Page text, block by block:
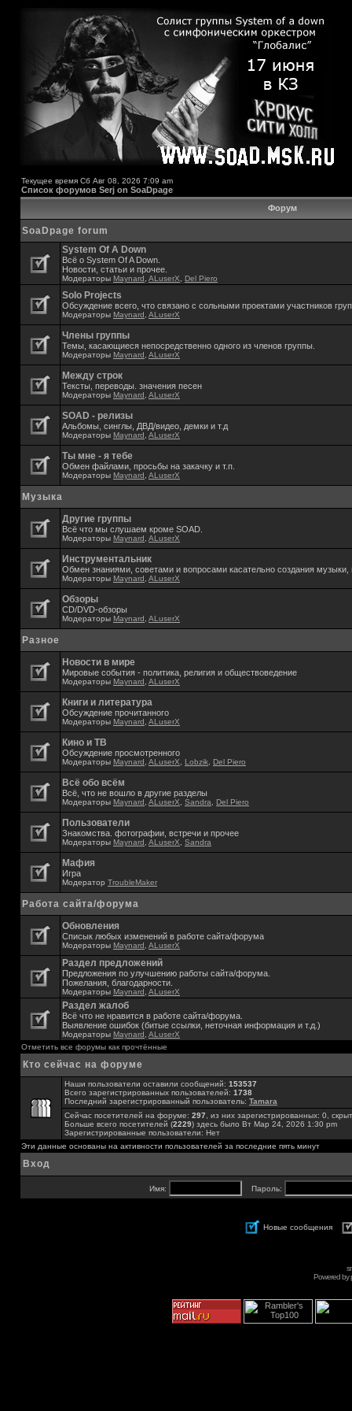
Текущее время Сб Авг 08, 2026 7:09 am
Список форумов Serj on SoaDpage
Форум
SoaDpage forum
System Of A Down
Всё о System Of A Down.
Новости, статьи и прочее.
Модераторы Maynard ALuserX Del Piero
Solo Projects
Обсуждение всего, что связано с сольными проектами участников
Модераторы Maynard ALuserX
Члены группы
Темы, касающиеся непосредственно одного из членов группы.
Модераторы Maynard ALuserX
Между строк
Тексты, переводы. значения песен
Модераторы Maynard ALuserX
SOAD - релизы
Альбомы, синглы, ДВД/видео, демки и т.д
Модераторы Maynard ALuserX
Ты мне - я тебе
Обмен файлами, просьбы на закачку и т.п.
Модераторы Maynard ALuserX
Музыка
Другие группы
Всё что мы слушаем кроме SOAD.
Модераторы Maynard ALuserX
Инструментальник
Обмен знаниями, советами и вопросами касательно создания музыки,
Модераторы Maynard ALuserX
Обзоры
CD/DVD-обзоры
Модераторы Maynard ALuserX
Разное
Новости в мире
Мировые события - политика, религия и обществоведение
Модераторы Maynard ALuserX
Книги и литература
Обсуждение прочитанного
Модераторы Maynard ALuserX
Кино и ТВ
Обсуждение просмотренного
Модераторы Maynard ALuserX Lobzik Del Piero
Всё обо всём
Всё, что не вошло в другие разделы
Модераторы Maynard ALuserX Sandra Del Piero
Пользователи
Знакомства. фотографии, встречи и прочее
Модераторы Maynard ALuserX Sandra
Мафия
Игра
Модератор TroubleMaker
Работа сайта/форума
Обновления
Списык любых изменений в работе сайта/форума
Модераторы Maynard ALuserX
Раздел предложений
Предложения по улучшению работы сайта/форума.
Пожелания, благодарности.
Модераторы Maynard ALuserX
Раздел жалоб
Всё что не нравится в работе сайта/форума.
Выявление ошибок (битые ссылки, неточная информация и т.д.)
Модераторы Maynard ALuserX
Отметить все форумы как прочтённые
Кто сейчас на форуме
Наши пользователи оставили сообщений: 153537
Всего зарегистрированных пользователей: 1738
Последний зарегистрированный пользователь: Tamara
Сейчас посетителей на форуме: 297 , из них зарегистрированных: 0,
Больше всего посетителей (2229) здесь было Вт Мар 24, 2026 1:30 pm
Зарегистрированные пользователи: Нет
Эти данные основаны на активности пользователей за последние пять минут
Вход
Имя: Пароль:
Новые сообщения
Powered by